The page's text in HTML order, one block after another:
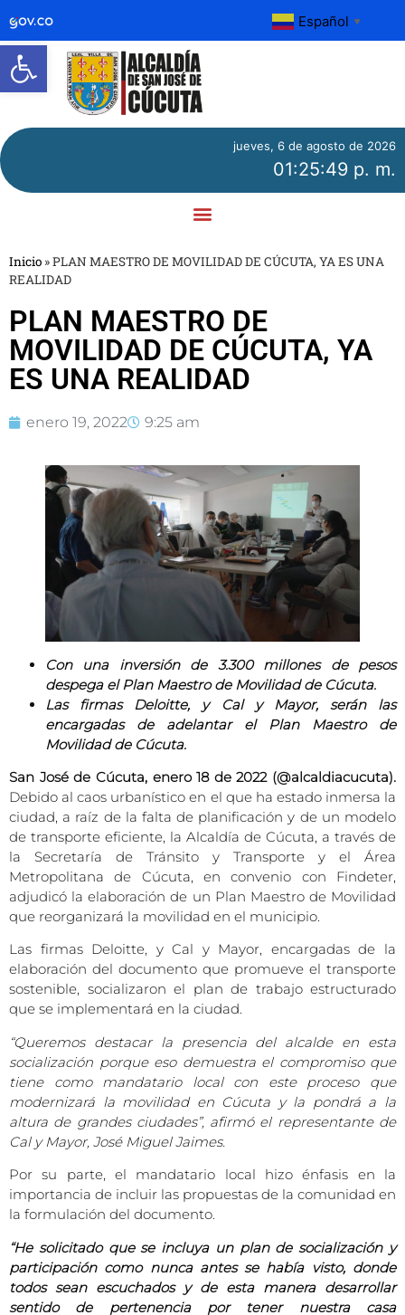
Abrir barra de herramientas
Español ▼
jueves, 6 de agosto de 2026
01:25:50 p. m.
Inicio »PLAN MAESTRO DE MOVILIDAD DE CÚCUTA, YA ES UNA
REALIDAD
PLAN MAESTRO DE
MOVILIDAD DE CÚCUTA, YA
ES UNA REALIDAD
enero 19, 2022 9:25 am
Con una inversión de 3.300 millones de pesos
despega el Plan Maestro de Movilidad de Cúcuta.
Las firmas Deloitte, y Cal y Mayor, serán las
encargadas de adelantar el Plan Maestro de
Movilidad de Cúcuta.
San José de Cúcuta, enero 18 de 2022 (@alcaldiacucuta).
Debido al caos urbanístico en el que ha estado inmersa la
ciudad, a raíz de la falta de planificación y de un modelo
de transporte eficiente, la Alcaldía de Cúcuta, a través de
la Secretaría de Tránsito y Transporte y el Área
Metropolitana de Cúcuta, en convenio con Findeter,
adjudicó la elaboración de un Plan Maestro de Movilidad
que reorganizará la movilidad en el municipio.
Las firmas Deloitte, y Cal y Mayor, encargadas de la
elaboración del documento que promueve el transporte
sostenible, socializaron el plan de trabajo estructurado
que se implementará en la ciudad.
“Queremos destacar la presencia del alcalde en esta
socialización porque eso demuestra el compromiso que
tiene como mandatario local con este proceso que
modernizará la movilidad en Cúcuta y la pondrá a la
altura de grandes ciudades”, afirmó el representante de
Cal y Mayor, José Miguel Jaimes.
Por su parte, el mandatario local hizo énfasis en la
importancia de incluir las propuestas de la comunidad en
la formulación del documento.
“He solicitado que se incluya un plan de socialización y
participación como nunca antes se había visto, donde
todos sean escuchados y de esta manera desarrollar
sentido de pertenencia por tener nuestra casa